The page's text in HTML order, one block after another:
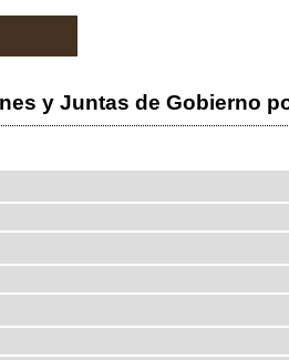
y Juntas de Gobierno